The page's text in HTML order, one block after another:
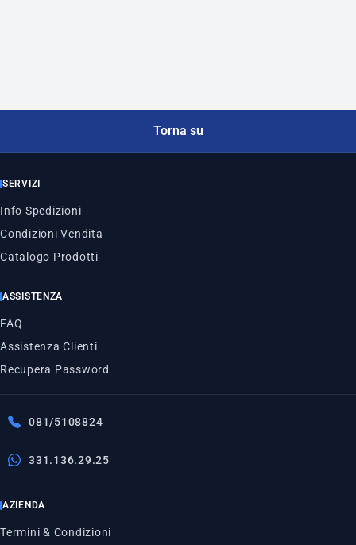
Torna su
SERVIZI
Info Spedizioni
Condizioni Vendita
Catalogo Prodotti
ASSISTENZA
FAQ
Assistenza Clienti
Recupera Password
081/5108824
331.136.29.25
AZIENDA
Termini & Condizioni